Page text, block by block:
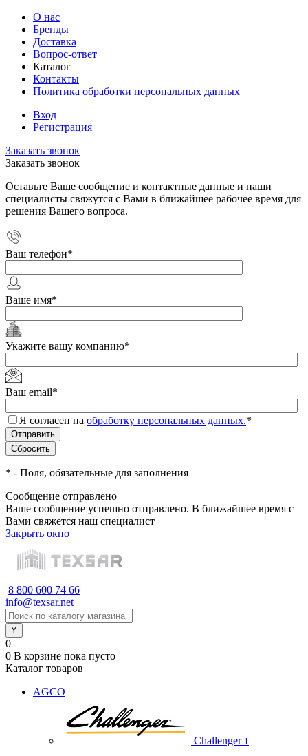
О нас
Бренды
Доставка
Вопрос-ответ
Каталог
Контакты
Политика обработки персональных данных
Вход
Регистрация
Заказать звонок
Заказать звонок
Оставьте Ваше сообщение и контактные данные и наши
специалисты свяжутся с Вами в ближайшее рабочее время для
решения Вашего вопроса.
Ваш телефон*
Ваше имя*
Укажите вашу компанию*
Ваш email*
Я согласен на обработку персональных данных.*
* - Поля, обязательные для заполнения
Сообщение отправлено
Ваше сообщение успешно отправлено. В ближайшее время с
Вами свяжется наш специалист
Закрыть окно
8 800 600 74 66
info@texsar.net
0
0 В корзине пока пусто
Каталог товаров
AGCO
Challenger 1